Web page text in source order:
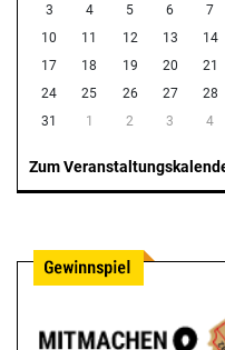
3
4 5 6 7
10
11 12 13 14
17
18 19 20 21
24
25 26 27 28
31
1 2 3 4
Zum